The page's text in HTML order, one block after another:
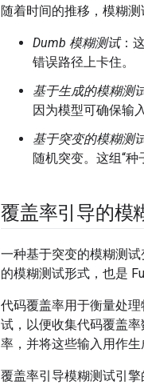
随着时间的推移，模糊
Dumb 模糊测试：
错误路径上卡住。
基于生成的模糊测
因为模型可确保输
基于突变的模糊测
随机突变。这组“种
覆盖率引导的模
一种基于突变的模糊测
的模糊测试形式，也是
代码覆盖率用于衡量处理
试，以便收集代码覆盖
率，并将这些输入用作生
覆盖率引导模糊测试引